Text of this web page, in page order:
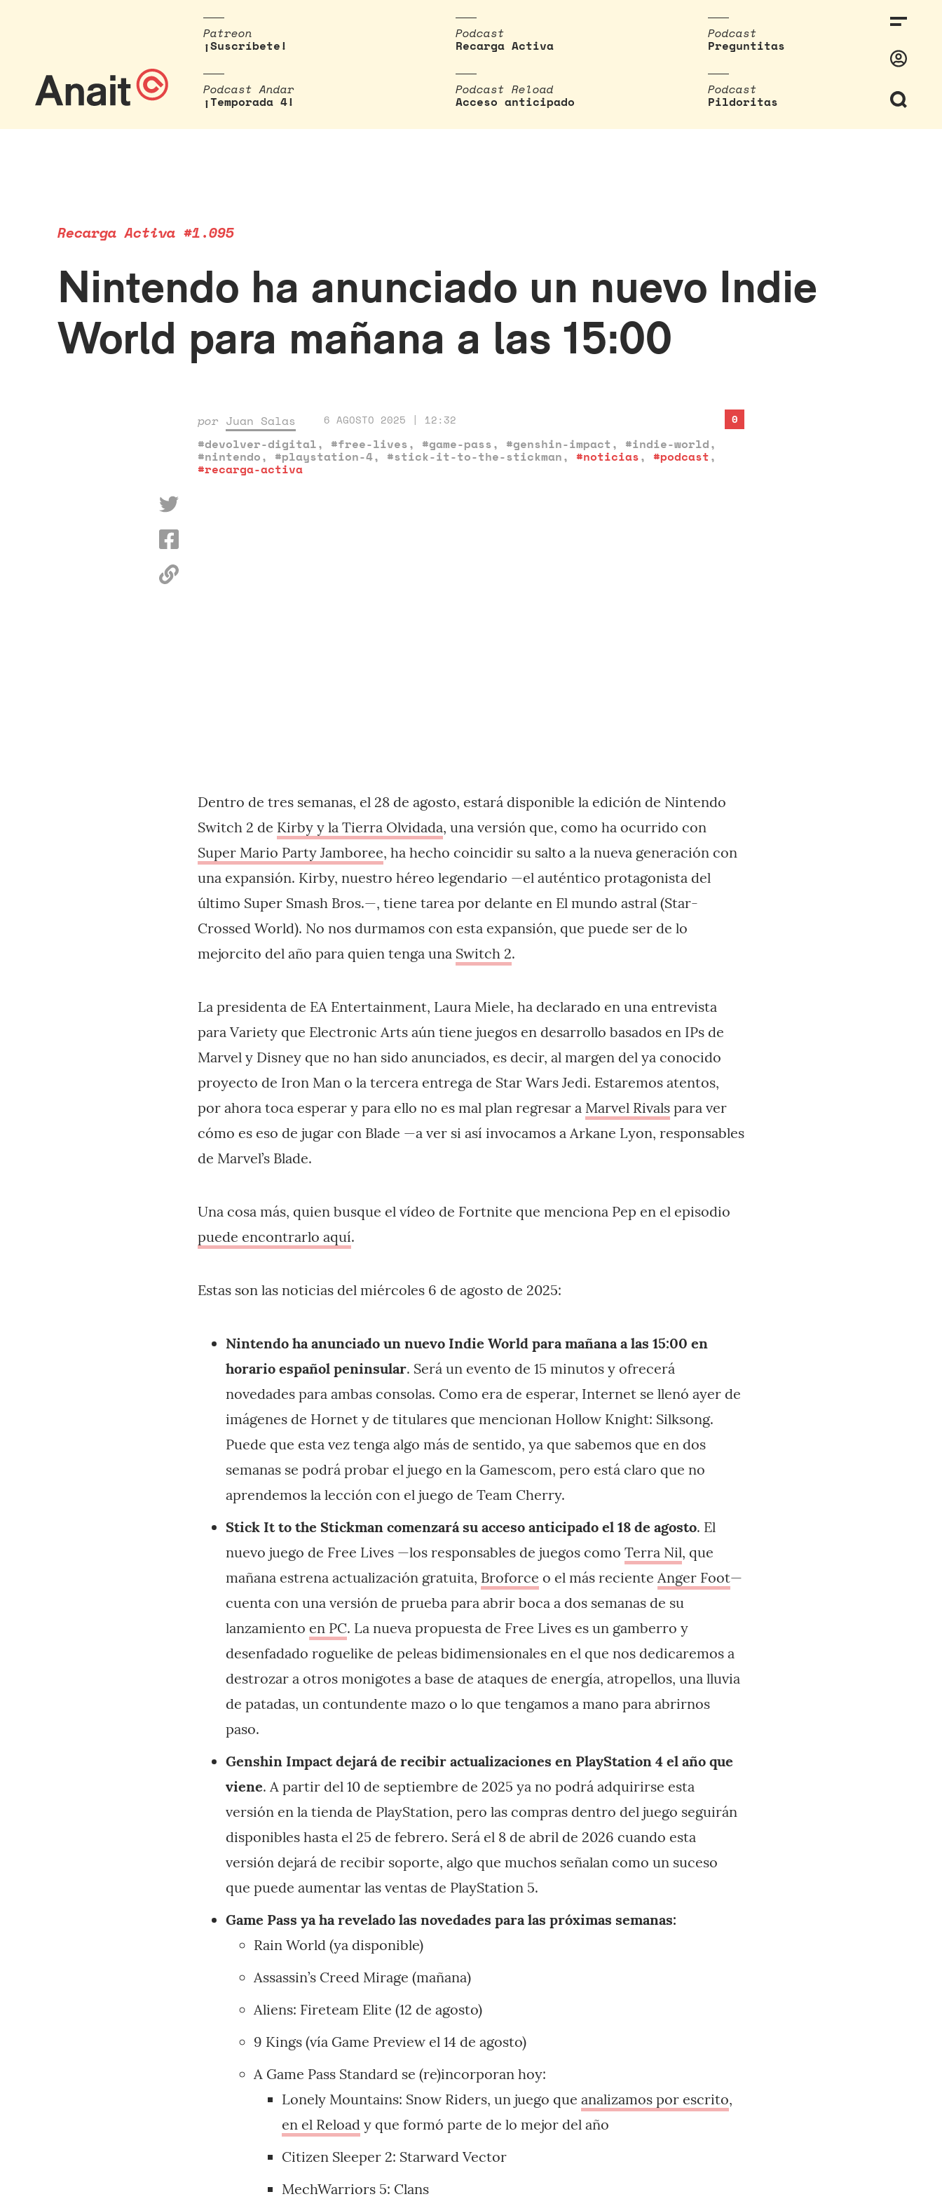
Patreon
¡Suscríbete!
Podcast
Recarga Activa
Podcast
Preguntitas
Podcast Andar
¡Temporada 4!
Podcast Reload
Acceso anticipado
Podcast
Pildoritas
Recarga Activa #1.095
Nintendo ha anunciado un nuevo Indie
World para mañana a las 15:00
por Juan Salas 6 AGOSTO 2025 | 12:32
#devolver-digital, #free-lives, #game-pass, #genshin-impact, #indie-world,
#nintendo, #playstation-4, #stick-it-to-the-stickman, #noticias, #podcast,
#recarga-activa
0
Dentro de tres semanas, el 28 de agosto, estará disponible la edición de Nintendo
Switch 2 de Kirby y la Tierra Olvidada, una versión que, como ha ocurrido con
Super Mario Party Jamboree, ha hecho coincidir su salto a la nueva generación con
una expansión. Kirby, nuestro héreo legendario —el auténtico protagonista del
último Super Smash Bros.—, tiene tarea por delante en El mundo astral (Star-
Crossed World). No nos durmamos con esta expansión, que puede ser de lo
mejorcito del año para quien tenga una Switch 2.
La presidenta de EA Entertainment, Laura Miele, ha declarado en una entrevista
para Variety que Electronic Arts aún tiene juegos en desarrollo basados en IPs de
Marvel y Disney que no han sido anunciados, es decir, al margen del ya conocido
proyecto de Iron Man o la tercera entrega de Star Wars Jedi. Estaremos atentos,
por ahora toca esperar y para ello no es mal plan regresar a Marvel Rivals para ver
cómo es eso de jugar con Blade —a ver si así invocamos a Arkane Lyon, responsables
de Marvel’s Blade.
Una cosa más, quien busque el vídeo de Fortnite que menciona Pep en el episodio
puede encontrarlo aquí.
Estas son las noticias del miércoles 6 de agosto de 2025:
Nintendo ha anunciado un nuevo Indie World para mañana a las 15:00 en
horario español peninsular. Será un evento de 15 minutos y ofrecerá
novedades para ambas consolas. Como era de esperar, Internet se llenó ayer de
imágenes de Hornet y de titulares que mencionan Hollow Knight: Silksong.
Puede que esta vez tenga algo más de sentido, ya que sabemos que en dos
semanas se podrá probar el juego en la Gamescom, pero está claro que no
aprendemos la lección con el juego de Team Cherry.
Stick It to the Stickman comenzará su acceso anticipado el 18 de agosto. El
nuevo juego de Free Lives —los responsables de juegos como Terra Nil, que
mañana estrena actualización gratuita, Broforce o el más reciente Anger Foot—
cuenta con una versión de prueba para abrir boca a dos semanas de su
lanzamiento en PC. La nueva propuesta de Free Lives es un gamberro y
desenfadado roguelike de peleas bidimensionales en el que nos dedicaremos a
destrozar a otros monigotes a base de ataques de energía, atropellos, una lluvia
de patadas, un contundente mazo o lo que tengamos a mano para abrirnos
paso.
Genshin Impact dejará de recibir actualizaciones en PlayStation 4 el año que
viene. A partir del 10 de septiembre de 2025 ya no podrá adquirirse esta
versión en la tienda de PlayStation, pero las compras dentro del juego seguirán
disponibles hasta el 25 de febrero. Será el 8 de abril de 2026 cuando esta
versión dejará de recibir soporte, algo que muchos señalan como un suceso
que puede aumentar las ventas de PlayStation 5.
Game Pass ya ha revelado las novedades para las próximas semanas:
Rain World (ya disponible)
Assassin’s Creed Mirage (mañana)
Aliens: Fireteam Elite (12 de agosto)
9 Kings (vía Game Preview el 14 de agosto)
A Game Pass Standard se (re)incorporan hoy:
Lonely Mountains: Snow Riders, un juego que analizamos por escrito,
en el Reload y que formó parte de lo mejor del año
Citizen Sleeper 2: Starward Vector
MechWarriors 5: Clans